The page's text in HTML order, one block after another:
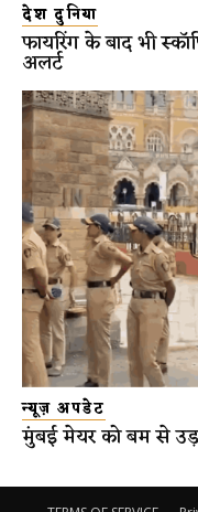
देश दुनिया
फायरिंग के बाद भी
अलर्ट
न्यूज़ अपडेट
मुंबई मेयर को बम से